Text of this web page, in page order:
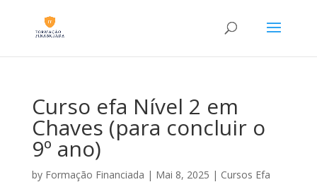
Curso efa Nível 2 em
Chaves (para concluir o
9º ano)
by Formação Financiada | Mai 8, 2025 | Cursos Efa